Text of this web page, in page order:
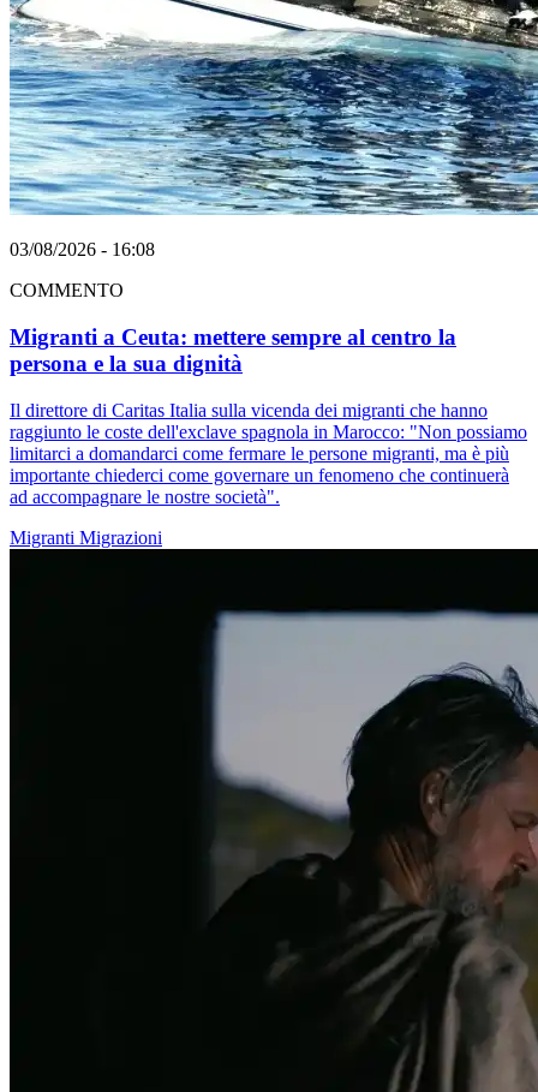
03/08/2026 - 16:08
COMMENTO
Migranti a Ceuta: mettere sempre al centro la
persona e la sua dignità
Il direttore di Caritas Italia sulla vicenda dei migranti che hanno
raggiunto le coste dell'exclave spagnola in Marocco: "Non possiamo
limitarci a domandarci come fermare le persone migranti, ma è più
importante chiederci come governare un fenomeno che continuerà
ad accompagnare le nostre società".
Migranti Migrazioni